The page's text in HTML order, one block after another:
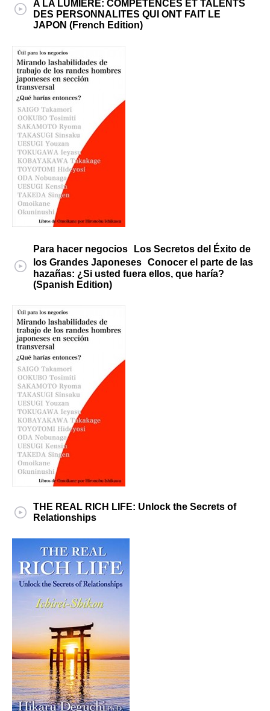
A LA LUMIERE: COMPETENCES ET TALENTS
DES PERSONNALITES QUI ONT FAIT LE
JAPON (French Edition)
Para hacer negocios Los Secretos del Éxito de
los Grandes Japoneses Conocer el parte de las
hazañas: ¿Si usted fuera ellos, que haría?
(Spanish Edition)
THE REAL RICH LIFE: Unlock the Secrets of
Relationships